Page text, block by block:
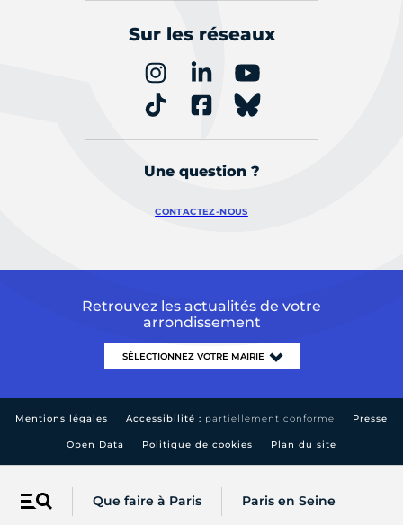
Menu Que faire à Paris Paris en Seine
Sur les réseaux
Une question ?
CONTACTEZ-NOUS
Retrouvez les actualités de votre
arrondissement
Mentions légales Accessibilité : partiellement conforme Presse
Open Data Politique de cookies Plan du site